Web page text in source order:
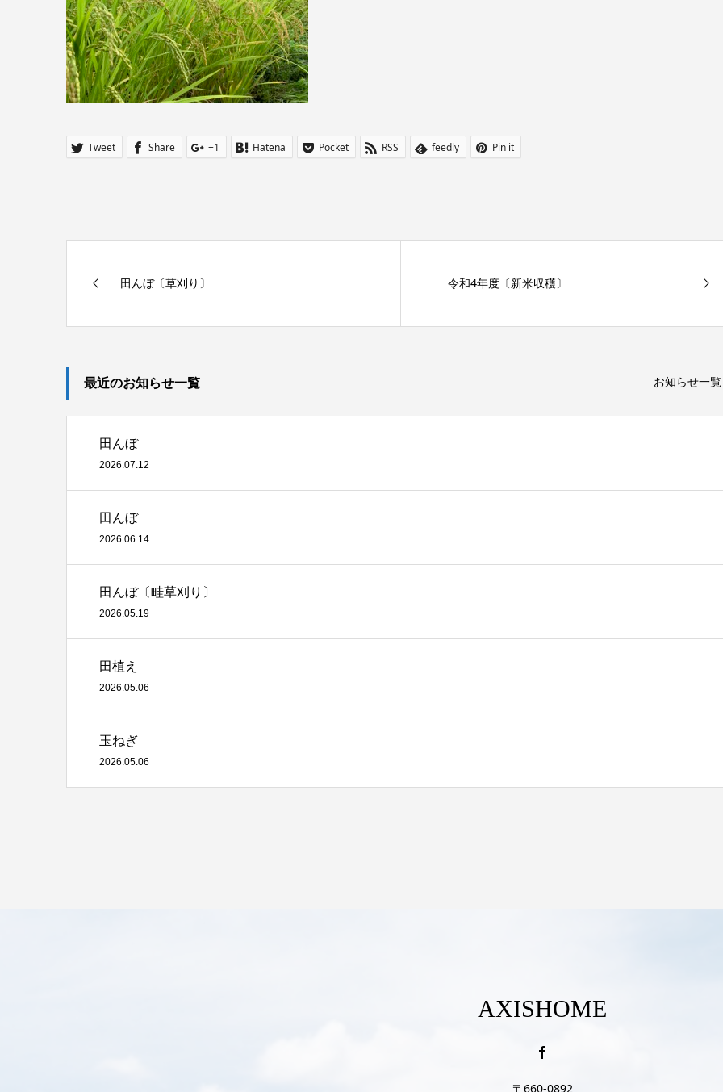
Tweet Share +1 Hatena Pocket RSS feedly Pin it
田んぼ〔草刈り〕 令和4年度〔新米収穫〕
最近のお知らせ一覧 お知らせ一覧
田んぼ
2026.07.12
田んぼ
2026.06.14
田んぼ〔畦草刈り〕
2026.05.19
田植え
2026.05.06
玉ねぎ
2026.05.06
AXISHOME
〒660-0892